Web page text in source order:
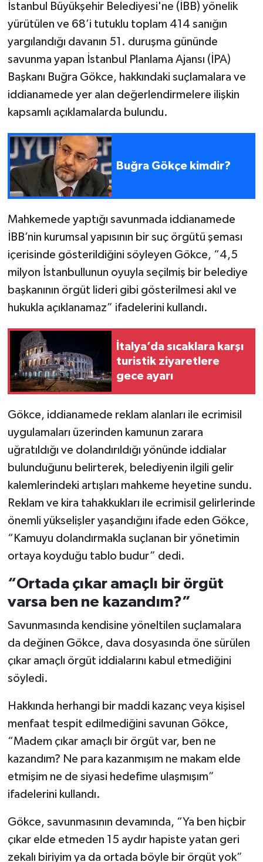
İstanbul Büyükşehir Belediyesi'ne (İBB) yönelik
yürütülen ve 68’i tutuklu toplam 414 sanığın
yargılandığı davanın 51. duruşma gününde
savunma yapan İstanbul Planlama Ajansı (İPA)
Başkanı Buğra Gökce, hakkındaki suçlamalara ve
iddianamede yer alan değerlendirmelere ilişkin
kapsamlı açıklamalarda bulundu.
Buğra Gökçe kimdir?
Mahkemede yaptığı savunmada iddianamede
İBB’nin kurumsal yapısının bir suç örgütü şeması
içerisinde gösterildiğini söyleyen Gökce, “4,5
milyon İstanbullunun oyuyla seçilmiş bir belediye
başkanının örgüt lideri gibi gösterilmesi akıl ve
hukukla açıklanamaz” ifadelerini kullandı.
İtalya’da sıcaklara karşı
turistik ziyaretlere
gece ayarı
Gökce, iddianamede reklam alanları ile ecrimisil
uygulamaları üzerinden kamunun zarara
uğratıldığı ve dolandırıldığı yönünde iddialar
bulunduğunu belirterek, belediyenin ilgili gelir
kalemlerindeki artışları mahkeme heyetine sundu.
Reklam ve kira tahakkukları ile ecrimisil gelirlerinde
önemli yükselişler yaşandığını ifade eden Gökce,
“Kamuyu dolandırmakla suçlanan bir yönetimin
ortaya koyduğu tablo budur” dedi.
“Ortada çıkar amaçlı bir örgüt
varsa ben ne kazandım?”
Savunmasında kendisine yöneltilen suçlamalara
da değinen Gökce, dava dosyasında öne sürülen
çıkar amaçlı örgüt iddialarını kabul etmediğini
söyledi.
Hakkında herhangi bir maddi kazanç veya kişisel
menfaat tespit edilmediğini savunan Gökce,
“Madem çıkar amaçlı bir örgüt var, ben ne
kazandım? Ne para kazanmışım ne makam elde
etmişim ne de siyasi hedefime ulaşmışım”
ifadelerini kullandı.
Gökce, savunmasının devamında, “Ya ben hiçbir
çıkar elde etmeden 15 aydır hapiste yatan geri
zekalı biriyim ya da ortada böyle bir örgüt yok”